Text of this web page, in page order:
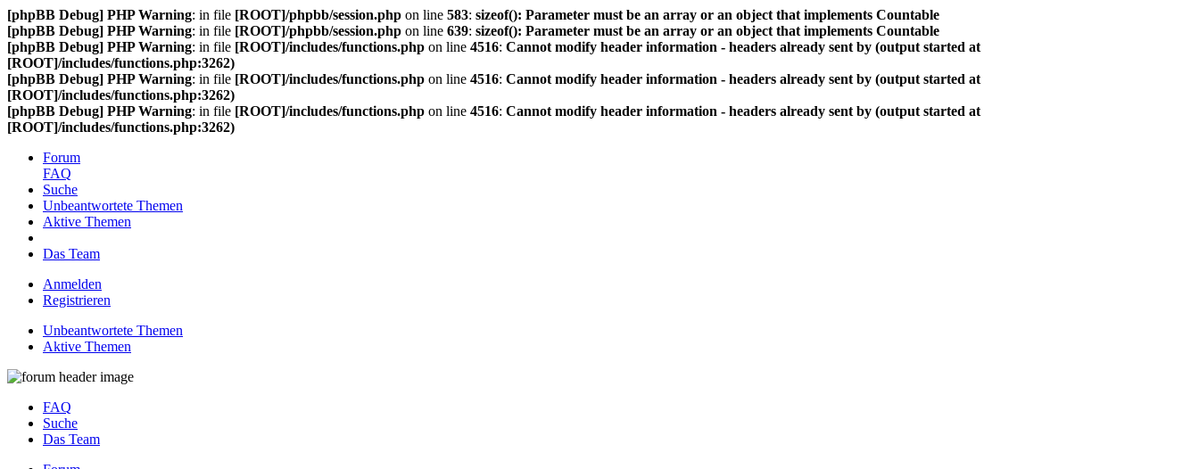
[phpBB Debug] PHP Warning: in file [ROOT]/phpbb/session.php on line 583: sizeof(): Parameter must be an array or an object that implements Countable
[phpBB Debug] PHP Warning: in file [ROOT]/phpbb/session.php on line 639: sizeof(): Parameter must be an array or an object that implements Countable
[phpBB Debug] PHP Warning: in file [ROOT]/includes/functions.php on line 4516: Cannot modify header information - headers already sent by (output started at
[ROOT]/includes/functions.php:3262)
[phpBB Debug] PHP Warning: in file [ROOT]/includes/functions.php on line 4516: Cannot modify header information - headers already sent by (output started at
[ROOT]/includes/functions.php:3262)
[phpBB Debug] PHP Warning: in file [ROOT]/includes/functions.php on line 4516: Cannot modify header information - headers already sent by (output started at
[ROOT]/includes/functions.php:3262)
Forum
FAQ
Suche
Unbeantwortete Themen
Aktive Themen
Das Team
Anmelden
Registrieren
Unbeantwortete Themen
Aktive Themen
FAQ
Suche
Das Team